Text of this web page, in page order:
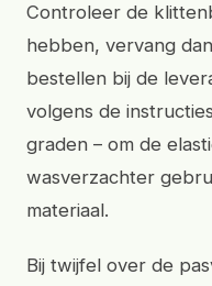
Controleer de
hebben, vervang
bestellen bij de
volgens de
graden – om de
wasverzachter
materiaal.
Bij twijfel over de